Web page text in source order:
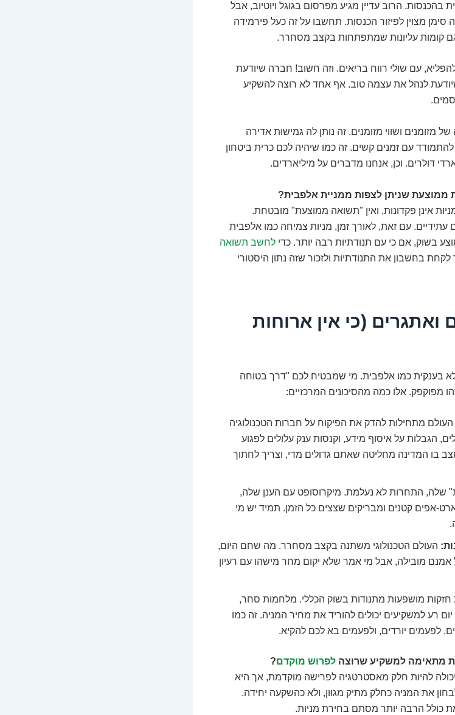
הרוב עדיין מגיע מפרסום בגוגל ויוטיוב, אבל
מצוין לפיזור הכנסות. תחשבו על זה כעל פירמידה
קומות עליונות שמתפתחות בקצב מסחרר.
עם שולי רווח בריאים. וזה חשוב! חברה שיודעת
לנהל את עצמה טוב. אף אחד לא רוצה להשקיע
מזומנים ושווי מזומנים. זה נותן לה גמישות אדירה
עם זמנים קשים. זה כמו שיהיה לכם כרית ביטחון
דולרים. וכן, אנחנו מדברים על מיליארדים.
שניתן לצפות ממניית אלפבית?
אינן פקדונות, ואין "תשואה ממוצעת" מובטחת.
עתידיים. עם זאת, לאורך זמן, מניות צמיחה כמו אלפבית
בשוק, אם כי עם תנודתיות רבה יותר. כדי לחשב תשואה
בחשבון את התנודתיות ולזכור שזה נתון היסטורי
ואתגרים (כי אין ארוחות
בענקית כמו אלפבית. מי שמבטיח לכם "דרך בטוחה
מפוקפק. אלו כמה מהסיכונים המרכזיים:
מתחילות להדק את הפיקוח על חברות הטכנולוגיה
הגבלות על איסוף מידע, וקנסות ענק עלולים לפגוע
בו המדינה מחליטה שאתם גדולים מדי, וצריך לחתוך
שלה, התחרות לא נעלמת. מיקרוסופט עם הענן שלה,
אפים קטנים ומבריקים שצצים כל הזמן. תמיד יש מי
העולם הטכנולוגי משתנה בקצב מסחרר. מה שחם היום,
אמנם מובילה, אבל מי אמר שלא יקום מחר מישהו עם רעיון
חזקות מושפעות מתנודות בשוק הכללי. מלחמות סחר,
רע למשקיעים יכולים להוריד את מחיר המניה. זה כמו
לפעמים יורדים, ולפעמים בא לכם להקיא.
מתאימה למשקיע שרוצה לפרוש מוקדם?
להיות חלק מאסטרטגיה לפרישה מוקדמת, אך היא
את המניה כחלק מתיק מגוון, ולא כהשקעה יחידה.
כולל הרבה יותר מסתם בחירת מניות.